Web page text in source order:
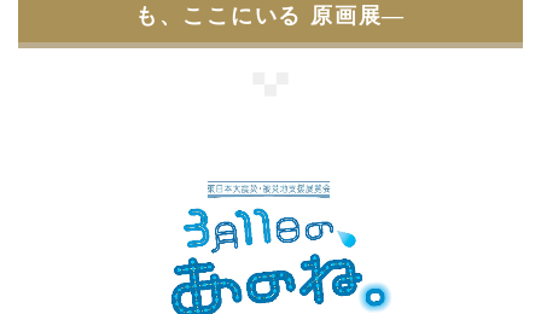
も、ここにいる 原画展―